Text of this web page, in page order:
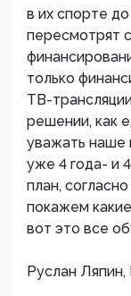
в их спорте
пересмотрят
только
ТВ-
решении, как
уважать
уже 4 года- и
план,
покажем
вот это все
Руслан